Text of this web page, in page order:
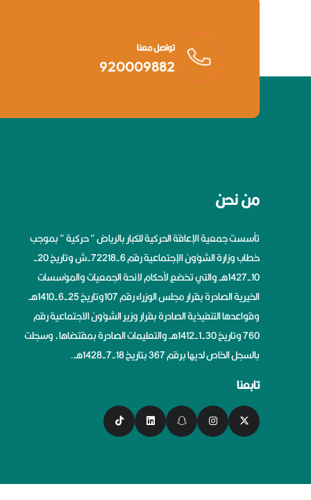
تواصل معنا
920009882
من نحن
تأسست جمعية الإعاقة الحركية للكبار بالرياض ” حركية ” بموجب
خطاب وزارة الشؤون الإجتماعية رقم 6-72218-ش وتاريخ 20-
10-1427هــ والتي تخضع لأحكام لائحة الجمعيات والمؤسسات
الخيرية الصادرة بقرار مجلس الوزراء رقم 107وتاريخ 25-6-1410هــ
وقواعدها التنفيذية الصادرة بقرار وزير الشؤون الاجتماعية رقم
760 وتاريخ 30-1-1412هــ والتعليمات الصادرة بمقتضاها، وسجلت
بالسجل الخاص لديها برقم 367 بتاريخ 18-7-1428هــ.
تابعنا